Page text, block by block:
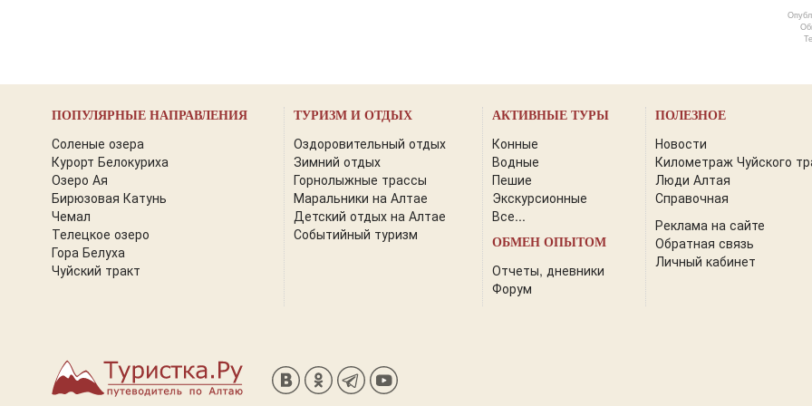
ПОПУЛЯРНЫЕ НАПРАВЛЕНИЯ
Соленые озера
Курорт Белокуриха
Озеро Ая
Бирюзовая Катунь
Чемал
Телецкое озеро
Гора Белуха
Чуйский тракт
ТУРИЗМ И ОТДЫХ
Оздоровительный отдых
Зимний отдых
Горнолыжные трассы
Маральники на Алтае
Детский отдых на Алтае
Событийный туризм
АКТИВНЫЕ ТУРЫ
Конные
Водные
Пешие
Экскурсионные
Все...
ОБМЕН ОПЫТОМ
Отчеты, дневники
Форум
ПОЛЕЗНОЕ
Новости
Километраж Чуйского
Люди Алтая
Справочная
Реклама на сайте
Обратная связь
Личный кабинет